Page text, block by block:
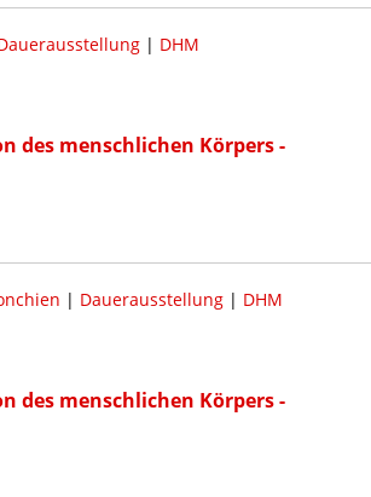
| DHM
des menschlichen Körpers -
| Dauerausstellung| DHM
des menschlichen Körpers -